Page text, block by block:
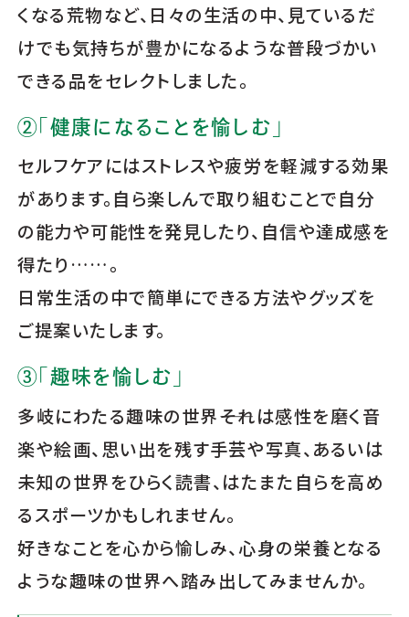
くなる荒物など、日々の生活の中、見ているだ
けでも気持ちが豊かになるような普段づかい
できる品をセレクトしました。
②「健康になることを愉しむ」
セルフケアにはストレスや疲労を軽減する効果
があります。自ら楽しんで取り組むことで自分
の能力や可能性を発見したり、自信や達成感を
得たり……。
日常生活の中で簡単にできる方法やグッズを
ご提案いたします。
③「趣味を愉しむ」
多岐にわたる趣味の世界――それは感性を磨く音
楽や絵画、思い出を残す手芸や写真、あるいは
未知の世界をひらく読書、はたまた自らを高め
るスポーツかもしれません。
好きなことを心から愉しみ、心身の栄養となる
ような趣味の世界へ踏み出してみませんか。